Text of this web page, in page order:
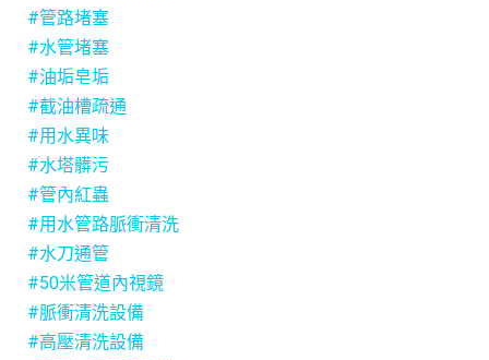
#管路堵塞
#水管堵塞
#油垢皂垢
#截油槽疏通
#用水異味
#水塔髒污
#管內紅蟲
#用水管路脈衝清洗
#水刀通管
#50米管道內視鏡
#脈衝清洗設備
#高壓清洗設備